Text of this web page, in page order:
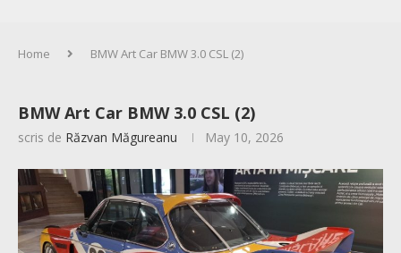
Home BMW Art Car BMW 3.0 CSL (2)
BMW Art Car BMW 3.0 CSL (2)
scris de Răzvan Măgureanu May 10, 2026